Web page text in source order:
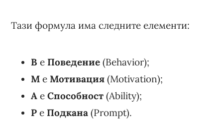
Тази формула има следните елементи:
B е Поведение (Behavior);
M еМотивация (Motivation);
A еСпособност (Ability);
P е Подкана (Prompt).